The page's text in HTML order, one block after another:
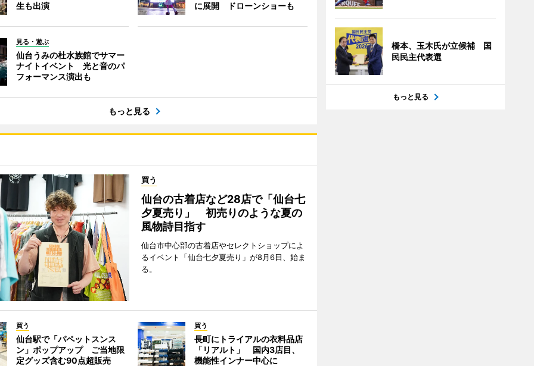
生も出演 に展開 ドローンショーも
見る・遊ぶ
仙台うみの杜水族館でサマー
ナイトイベント 光と音のパ
フォーマンス演出も
もっと見る
買う
仙台の古着店など28店で「仙台七
夕夏売り」 初売りのような夏の
風物詩目指す
仙台市中心部の古着店やセレクトショップによ
るイベント「仙台七夕夏売り」が8月6日、始ま
る。
買う
仙台駅で「パペットスンス
ン」ポップアップ ご当地限
定グッズ含む90点超販売
買う
長町にトライアルの衣料品店
「リアルト」 国内3店目、
機能性インナー中心に
橋本、玉木氏が立候補 国
民民主代表選
もっと見る